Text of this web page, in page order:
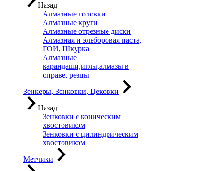
Назад
Алмазные головки
Алмазные круги
Алмазные отрезные диски
Алмазная и эльборовая паста,
ГОИ, Шкурка
Алмазные
карандаши,иглы,алмазы в
оправе, резцы
Зенкеры, Зенковки, Цековки
Назад
Зенковки с коническим
хвостовиком
Зенковки с цилиндрическим
хвостовиком
Метчики